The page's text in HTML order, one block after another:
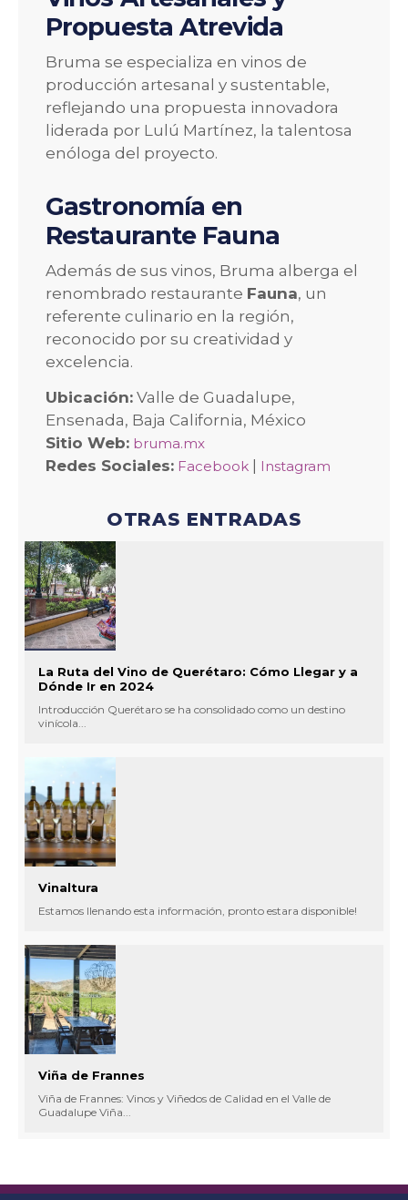
Propuesta Atrevida
Bruma se especializa en vinos de
producción artesanal y sustentable,
reflejando una propuesta innovadora
liderada por Lulú Martínez, la talentosa
enóloga del proyecto.
Gastronomía en
Restaurante Fauna
Además de sus vinos, Bruma alberga el
renombrado restaurante Fauna, un
referente culinario en la región,
reconocido por su creatividad y
excelencia.
Ubicación: Valle de Guadalupe,
Ensenada, Baja California, México
Sitio Web: bruma.mx
Redes Sociales: Facebook Instagram
OTRAS ENTRADAS
La Ruta del Vino de Querétaro: Cómo Llegar y a
Dónde Ir en 2024
Introducción Querétaro se ha consolidado como un destino
vinícola...
Vinaltura
Estamos llenando esta información, pronto estara disponible!
Viña de Frannes
Viña de Frannes: Vinos y Viñedos de Calidad en el Valle de
Guadalupe Viña...